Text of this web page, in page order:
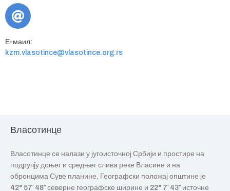
Е-маил:
kzm.vlasotince@vlasotince.org.rs
Власотинце
Власотинце се налази у југоисточној Србији и простире на
подручју доњег и средњег слива реке Власине и на
обронцима Суве планине. Географски положај општине је
42° 57′ 48″ северне географске ширине и 22° 7′ 43″ источне